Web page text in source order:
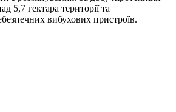
гектара території та
вибухових пристроїв.